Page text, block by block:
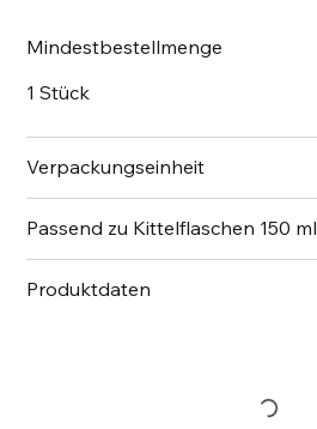
Mindestbestellmenge
1 Stück
Verpackungseinheit
Passend zu Kittelflaschen 150 ml
Produktdaten